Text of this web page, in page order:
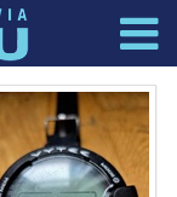
Logga in